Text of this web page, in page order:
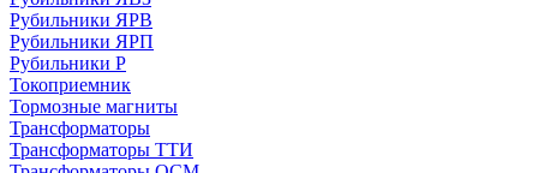
Рубильники ЯРВ
Рубильники ЯРП
Рубильники Р
Токоприемник
Тормозные магниты
Трансформаторы
Трансформаторы ТТИ